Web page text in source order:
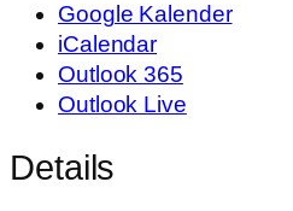
Google Kalender
iCalendar
Outlook 365
Outlook Live
Details